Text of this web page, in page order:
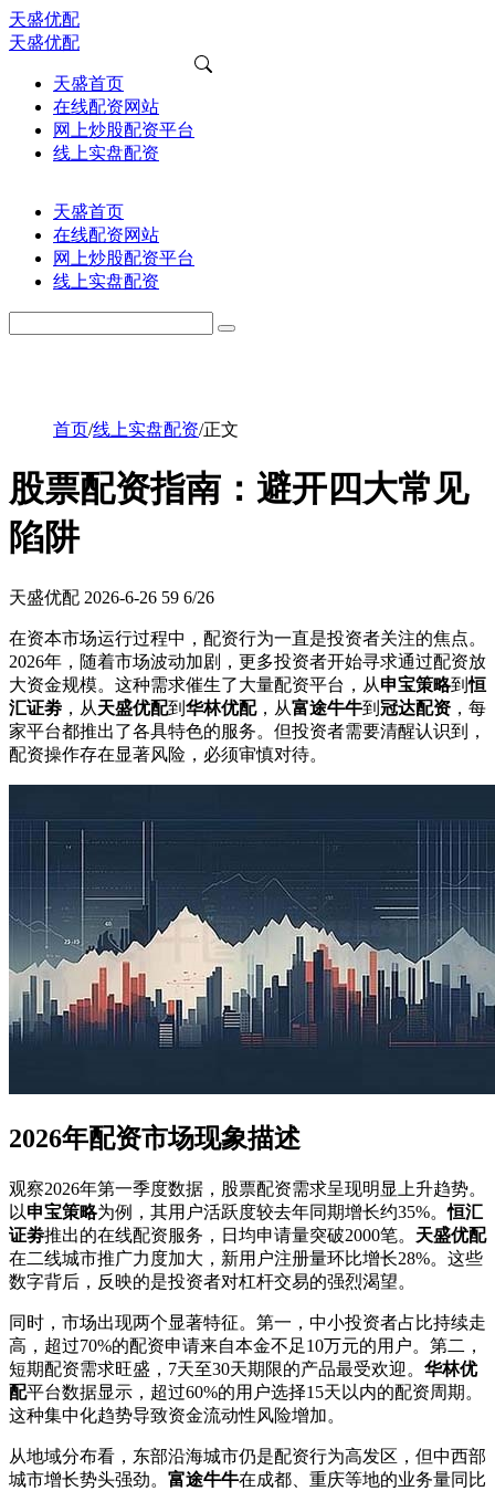
天盛优配
天盛优配
天盛首页
在线配资网站
网上炒股配资平台
线上实盘配资
天盛首页
在线配资网站
网上炒股配资平台
线上实盘配资
首页/线上实盘配资/正文
股票配资指南：避开四大常见
陷阱
天盛优配 2026-6-26 59 6/26
在资本市场运行过程中，配资行为一直是投资者关注的焦点。
2026年，随着市场波动加剧，更多投资者开始寻求通过配资放
大资金规模。这种需求催生了大量配资平台，从申宝策略到恒
汇证劵 ，从天盛优配到 华林优配，从富途牛牛到 冠达配资 ，每
家平台都推出了各具特色的服务。但投资者需要清醒认识到，
配资操作存在显著风险，必须审慎对待。
2026年配资市场现象描述
观察2026年第一季度数据，股票配资需求呈现明显上升趋势。
以申宝策略为例，其用户活跃度较去年同期增长约35%。恒汇
证劵推出的在线配资服务，日均申请量突破2000笔。 天盛优配
在二线城市推广力度加大，新用户注册量环比增长28%。这些
数字背后，反映的是投资者对杠杆交易的强烈渴望。
同时，市场出现两个显著特征。第一，中小投资者占比持续走
高，超过70%的配资申请来自本金不足10万元的用户。第二，
短期配资需求旺盛，7天至30天期限的产品最受欢迎。 华林优
配平台数据显示，超过60%的用户选择15天以内的配资周期。
这种集中化趋势导致资金流动性风险增加。
从地域分布看，东部沿海城市仍是配资行为高发区，但中西部
城市增长势头强劲。 富途牛牛在成都、重庆等地的业务量同比